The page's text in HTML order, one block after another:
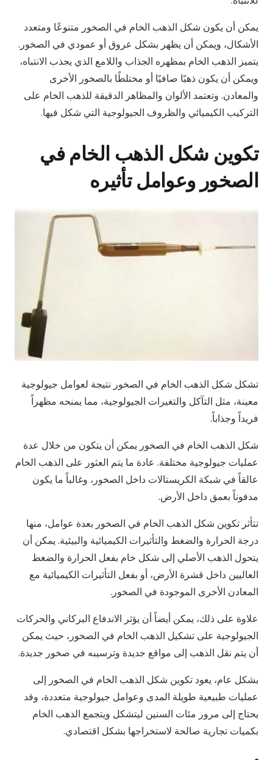
يمكن أن يكون شكل الذهب الخام في الصخور متنوعًا ومتعدد
الأشكال، ويمكن أن يظهر بشكل عروق أو عمودي في الصخور.
يتميز الذهب الخام بمظهره الجذاب واللامع الذي يجذب الانتباه،
ويمكن أن يكون ذهبًا صافيًا أو مختلطًا بالصخور الأخرى
والمعادن. وتعتمد الألوان والمظاهر الدقيقة للذهب الخام على
التركيب الكيميائي والظروف الجيولوجية التي شكل فيها.
تكوين شكل الذهب الخام في
الصخور وعوامل تأثيره
تشكل شكل الذهب الخام في الصخور نتيجة لعوامل جيولوجية
معينة، مثل التآكل والتغيرات الجيولوجية، مما يمنحه مظهراً
فريداً وجذاباً.
شكل الذهب الخام في الصخور يمكن أن يتكون من خلال عدة
عمليات جيولوجية مختلفة. عادة ما يتم العثور على الذهب الخام
عالقاً في شبكة الكريستالات داخل الصخور، وغالباً ما يكون
مدفوناً بعمق داخل الأرض.
تتأثر تكوين شكل الذهب الخام في الصخور بعدة عوامل، منها
درجة الحرارة والضغط والتأثيرات الكيميائية والبيئية. يمكن أن
يتحول الذهب الأصلي إلى شكل خام بفعل الحرارة والضغط
العاليين داخل قشرة الأرض، أو بفعل التأثيرات الكيميائية مع
المعادن الأخرى الموجودة في الصخور.
علاوة على ذلك، يمكن أيضاً أن يؤثر الاندفاع البركاني والحركات
الجيولوجية على تشكيل الذهب الخام في الصخور، حيث يمكن
أن يتم نقل الذهب إلى مواقع جديدة وترسيبه في صخور جديدة.
بشكل عام، يعود تكوين شكل الذهب الخام في الصخور إلى
عمليات طبيعية طويلة المدى وعوامل جيولوجية متعددة، وقد
يحتاج إلى مرور مئات السنين ليتشكل ويتجمع الذهب الخام
بكميات تجارية صالحة لاستخراجها بشكل اقتصادي.